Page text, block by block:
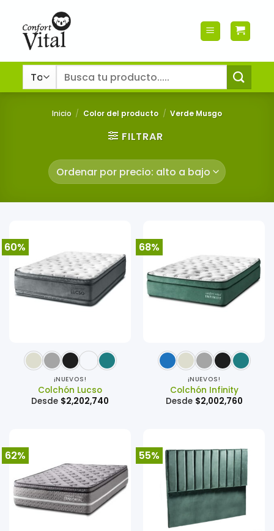
contenido
Buscar
Inicio / Color del producto / Verde Musgo
FILTRAR
60%
¡NUEVOS!
Colchón Lucso
Desde $2,202,740
68%
¡NUEVOS!
Colchón Infinity
Desde $2,002,760
62% 55%